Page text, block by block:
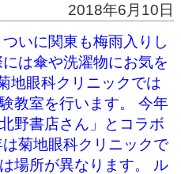
2018年6月10日
いに関東も梅雨入りし
は傘や洗濯物にお気を
地眼科クリニックでは
教室を行います。 今年
野書店さん」とコラボ
菊地眼科クリニックで
場所が異なります。 ル